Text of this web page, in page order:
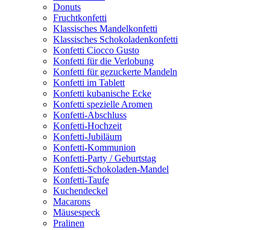
Donuts
Fruchtkonfetti
Klassisches Mandelkonfetti
Klassisches Schokoladenkonfetti
Konfetti Ciocco Gusto
Konfetti für die Verlobung
Konfetti für gezuckerte Mandeln
Konfetti im Tablett
Konfetti kubanische Ecke
Konfetti spezielle Aromen
Konfetti-Abschluss
Konfetti-Hochzeit
Konfetti-Jubiläum
Konfetti-Kommunion
Konfetti-Party / Geburtstag
Konfetti-Schokoladen-Mandel
Konfetti-Taufe
Kuchendeckel
Macarons
Mäusespeck
Pralinen